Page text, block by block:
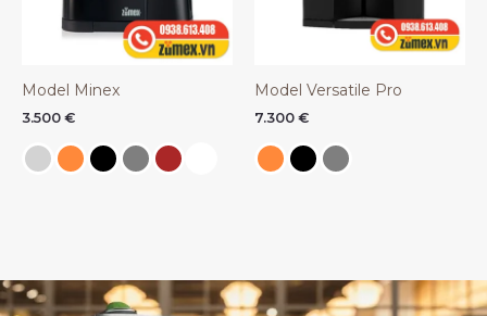
Model Minex
3.500 €
Model Versatile Pro
7.300 €